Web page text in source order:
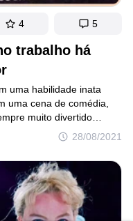
trabalho há
28/08/2021
uma habilidade inata
uma cena de comédia,
muito divertido
os momentos mais
divertidas
é quando alguém
foto para compartilhar
4 5